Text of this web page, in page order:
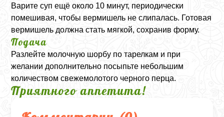
Варите суп ещё около 10 минут, периодически
помешивая, чтобы вермишель не слипалась. Готовая
вермишель должна стать мягкой, сохранив форму.
Подача
Разлейте молочную шорбу по тарелкам и при
желании дополнительно посыпьте небольшим
количеством свежемолотого черного перца.
Приятного аппетита!